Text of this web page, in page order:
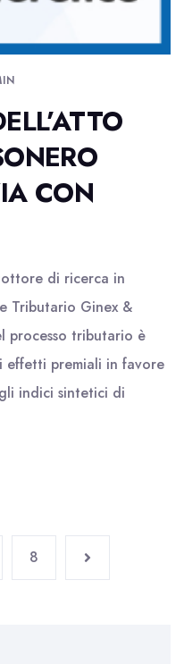
CON
di ricerca in
Tributario Ginex &
processo tributario è
effetti premiali in favore
indici sintetici di
8